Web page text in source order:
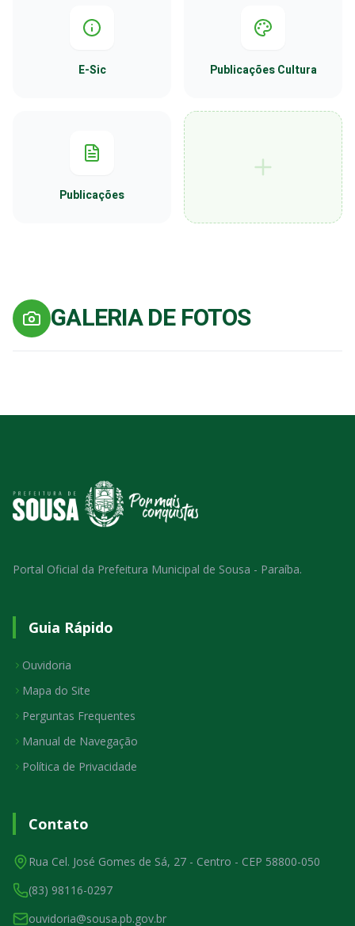
E-Sic Publicações Cultura
Publicações
GALERIA DE FOTOS
Portal Oficial da Prefeitura Municipal de Sousa - Paraíba.
Guia Rápido
Ouvidoria
Mapa do Site
Perguntas Frequentes
Manual de Navegação
Política de Privacidade
Contato
Rua Cel. José Gomes de Sá, 27 - Centro - CEP 58800-050
(83) 98116-0297
ouvidoria@sousa.pb.gov.br